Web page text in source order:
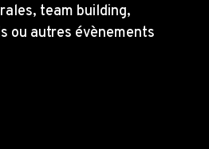
team building,
ou autres évènements